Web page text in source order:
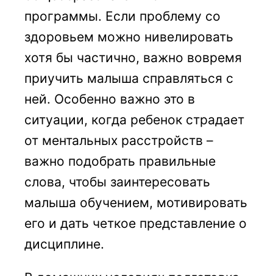
программы. Если проблему со
здоровьем можно нивелировать
хотя бы частично, важно вовремя
приучить малыша справляться с
ней. Особенно важно это в
ситуации, когда ребенок страдает
от ментальных расстройств –
важно подобрать правильные
слова, чтобы заинтересовать
малыша обучением, мотивировать
его и дать четкое представление о
дисциплине.